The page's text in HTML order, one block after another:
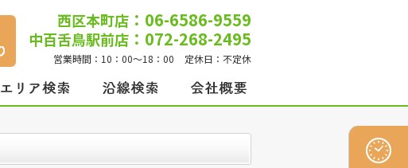
西区本町店 ：06-6586-9559
中百舌鳥駅前店 ：072-268-2495
営業時間： 10：00～18：00 定休日： 不定休